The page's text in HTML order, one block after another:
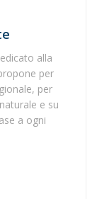
alla
per
per
e su
a ogni